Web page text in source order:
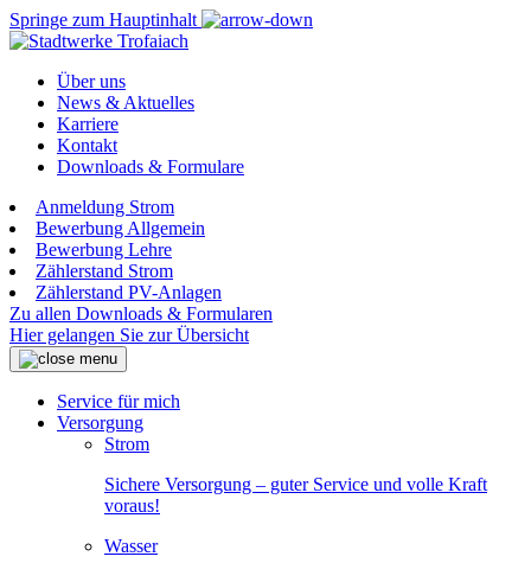
Springe zum Hauptinhalt
Über uns
News & Aktuelles
Karriere
Kontakt
Downloads & Formulare
Anmeldung Strom
Bewerbung Allgemein
Bewerbung Lehre
Zählerstand Strom
Zählerstand PV-Anlagen
Zu allen Downloads & Formularen
Hier gelangen Sie zur Übersicht
Service für mich
Versorgung
Strom
Sichere Versorgung – guter Service und volle Kraft
voraus!
Wasser